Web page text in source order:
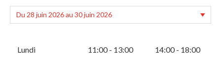
Lundi 11:00 - 13:00 14:00 - 18:00